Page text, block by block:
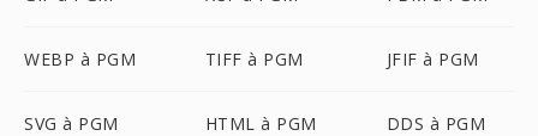
WEBP à PGM TIFF à PGM JFIF à PGM
SVG à PGM HTML à PGM DDS à PGM